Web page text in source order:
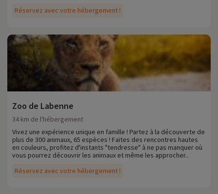
Réservez avec votre hébergement !
Zoo de Labenne
Réservez avec votre hébergement !
34 km de l'hébergement
Vivez une expérience unique en famille ! Partez à la découverte de
plus de 300 animaux, 65 espèces ! Faites des rencontres hautes
en couleurs, profitez d'instants "tendresse" à ne pas manquer où
vous pourrez découvrir les animaux et même les approcher..